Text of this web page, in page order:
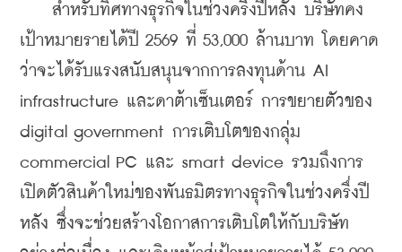
สำหรับทิศทางธุรกิจในช่วงครึ่งปีหลัง บริษัทคง
เป้าหมายรายได้ปี 2569 ที่ 53,000 ล้านบาท โดยคาด
ว่าจะได้รับแรงสนับสนุนจากการลงทุนด้าน AI
infrastructure และดาต้าเซ็นเตอร์ การขยายตัวของ
digital government การเติบโตของกลุ่ม
commercial PC และ smart device รวมถึงการ
เปิดตัวสินค้าใหม่ของพันธมิตรทางธุรกิจในช่วงครึ่งปี
หลัง ซึ่งจะช่วยสร้างโอกาสการเติบโตให้กับบริษัท